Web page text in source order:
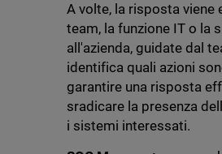
A volte, la risposta viene
team, la funzione IT o la
all'azienda, guidate dal
identifica quali azioni
garantire una risposta
sradicare la presenza
i sistemi interessati.